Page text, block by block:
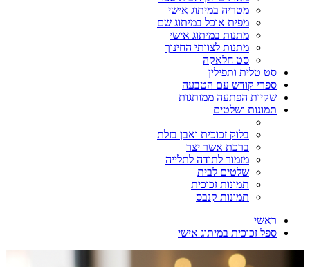
מטריה במיתוג אישי
מפית אוכל במיתוג שם
מתנות במיתוג אישי
מתנות לצוותי החינוך
סט חלאקה
סט טלית ותפילין
ספרי קודש עם הטבעה
שקיות הפתעה ממותגות
תמונות ושלטים
בלוק זכוכית ואבן בזלת
ברכת אשר יצר
מזמור לתודה לתלייה
שלטים לבית
תמונות זכוכית
תמונות קנבס
ראשי
ספל זכוכית במיתוג אישי